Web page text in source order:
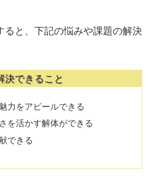
ると、下記の悩みや課題の解決
決できること
力をアピールできる
を活かす解体ができる
できる